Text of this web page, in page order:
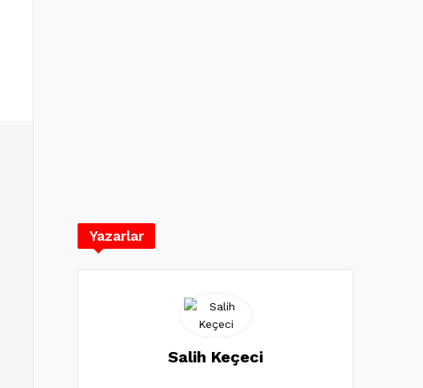
Yazarlar
Salih Keçeci